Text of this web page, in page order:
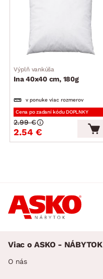
Výplň vankúša
Ina 40x40 cm, 180g
v ponuke viac rozmerov
Cena po zadaní kódu DOPLNKY
2.54 €
2.99 €
Viac o ASKO - NÁBYTOK
O nás